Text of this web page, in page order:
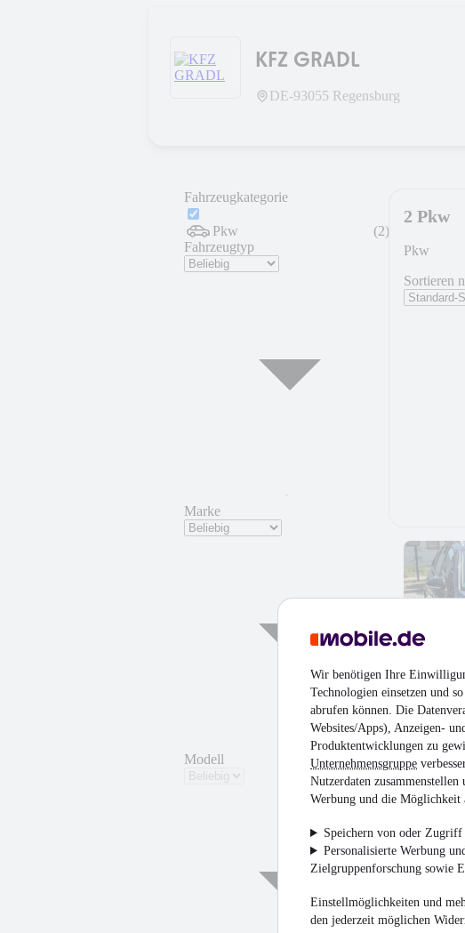
Wir benötigen Ihre
Technologien einsetzen und
abrufen können. Die
Websites/Apps), Anzeigen-
Produktentwicklungen zu
Unternehmensgruppe
Nutzerdaten
Werbung und die Möglichkeit
Speichern von oder
Personalisierte Werbung
Zielgruppenforschung sowie
Einstellmöglichkeiten und
den jederzeit möglichen
KFZ GRADL
DE-93055 Regensburg
Fahrzeugkategorie
Pkw (2)
Fahrzeugtyp
Marke
Modell
2 Pkw
Pkw
Sortieren